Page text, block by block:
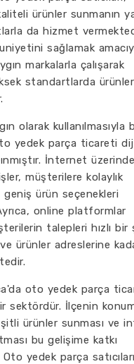
ürünler sunmanın
da hizmet
sağlamak
markalarla çalışarak
standartlarda ürünler
olarak kullanılmasıyla
yedek parça ticareti
İnternet
müşterilere kolaylık
ürün seçenekleri
online platformlar
talepleri hızlı bir
ürünler adreslerine
oto yedek parça
sektördür. İlçenin
ürünler sunması ve
bu gelişime katkı
yedek parça